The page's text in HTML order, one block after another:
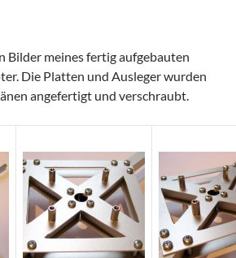
Bilder meines fertig aufgebauten
Die Platten und Ausleger wurden
angefertigt und verschraubt.